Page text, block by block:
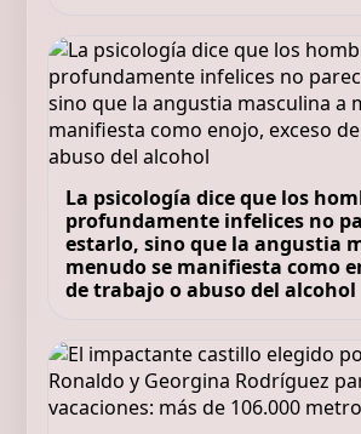
La psicología dice que los
profundamente infelices no
estarlo, sino que la angustia
menudo se manifiesta como
de trabajo o abuso del alcohol